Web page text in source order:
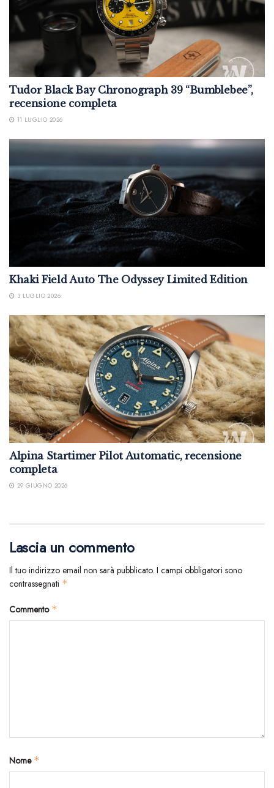
Tudor Black Bay Chronograph 39 “Bumblebee”,
recensione completa
11 LUGLIO 2026
Khaki Field Auto The Odyssey Limited Edition
3 LUGLIO 2026
Alpina Startimer Pilot Automatic, recensione
completa
29 GIUGNO 2026
Lascia un commento
Il tuo indirizzo email non sarà pubblicato. I campi obbligatori sono
contrassegnati *
Commento *
Nome *